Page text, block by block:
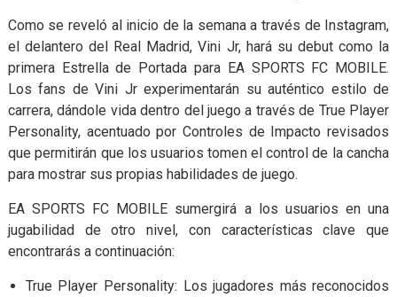
Como se reveló al inicio de la semana a través de Instagram,
el delantero del Real Madrid, Vini Jr, hará su debut como la
primera Estrella de Portada para EA SPORTS FC MOBILE.
Los fans de Vini Jr experimentarán su auténtico estilo de
carrera, dándole vida dentro del juego a través de True Player
Personality, acentuado por Controles de Impacto revisados
que permitirán que los usuarios tomen el control de la cancha
para mostrar sus propias habilidades de juego.
EA SPORTS FC MOBILE sumergirá a los usuarios en una
jugabilidad de otro nivel, con características clave que
encontrarás a continuación:
True Player Personality: Los jugadores más reconocidos